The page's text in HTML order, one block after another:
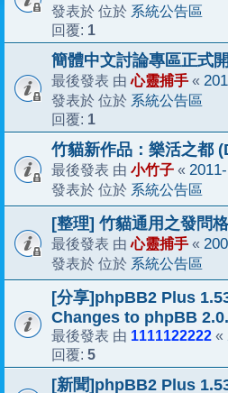
發表於 位於 系統公告區
回覆: 1
簡體中文討論專區正式
最後發表 由心靈捕手 «
發表於 位於 系統公告區
回覆: 1
竹貓新作品：樂活之都
最後發表 由 小竹子 «
發表於 位於 系統公告區
[整理] 竹貓通用之發問
最後發表 由心靈捕手 «
發表於 位於 系統公告區
[分享]phpBB2 Plus
Changes to phpBB
最後發表 由 1111122222 «
回覆: 5
[新聞]phpBB2 Plus